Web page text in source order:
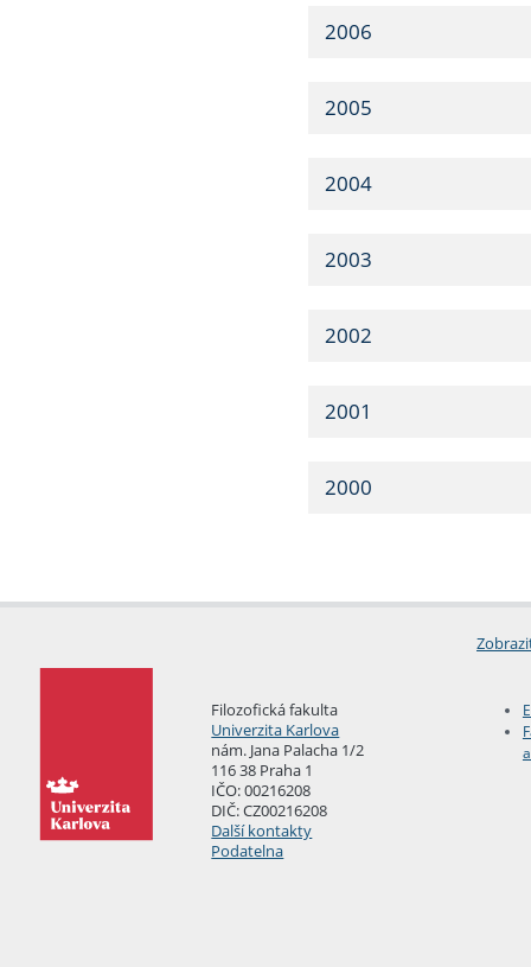
2006
2005
2004
2003
2002
2001
2000
Filozofická fakulta
Univerzita Karlova
nám. Jana Palacha 1/2
116 38 Praha 1
IČO: 00216208
DIČ: CZ00216208
Další kontakty
Podatelna